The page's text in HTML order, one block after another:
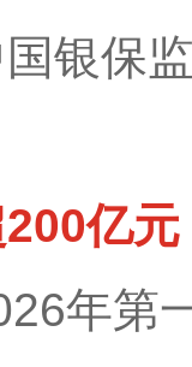
银保
亿元
年第